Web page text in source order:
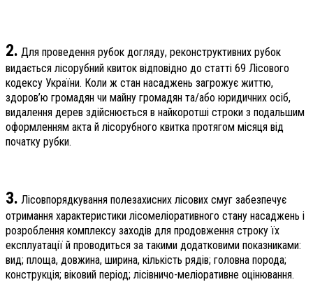
2. Для проведення рубок догляду, реконструктивних рубок
видається лісорубний квиток відповідно до статті 69 Лісового
кодексу України. Коли ж стан насаджень загрожує життю,
здоров’ю громадян чи майну громадян та/або юридичних осіб,
видалення дерев здійснюється в найкоротші строки з подальшим
оформленням акта й лісорубного квитка протягом місяця від
початку рубки.
3. Лісовпорядкування полезахисних лісових смуг забезпечує
отримання характеристики лісомеліоративного стану насаджень і
розроблення комплексу заходів для продовження строку їх
експлуатації й проводиться за такими додатковими показниками:
вид; площа, довжина, ширина, кількість рядів; головна порода;
конструкція; віковий період; лісівничо-меліоративне оцінювання.